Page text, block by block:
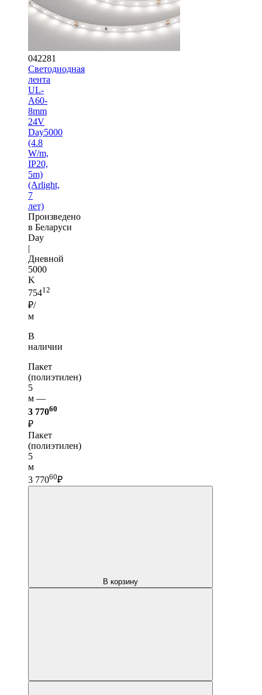
042281
Светодиодная
лента
UL-
A60-
8mm
24V
Day5000
(4.8
W/m,
IP20,
5m)
(Arlight,
7
лет)
Произведено
в Беларуси
Day
|
Дневной
5000
K
75412
₽/
м
В
наличии
Пакет
(полиэтилен)
5
м —
3 77060
₽
Пакет
(полиэтилен)
5
м
3 77060₽
В корзину